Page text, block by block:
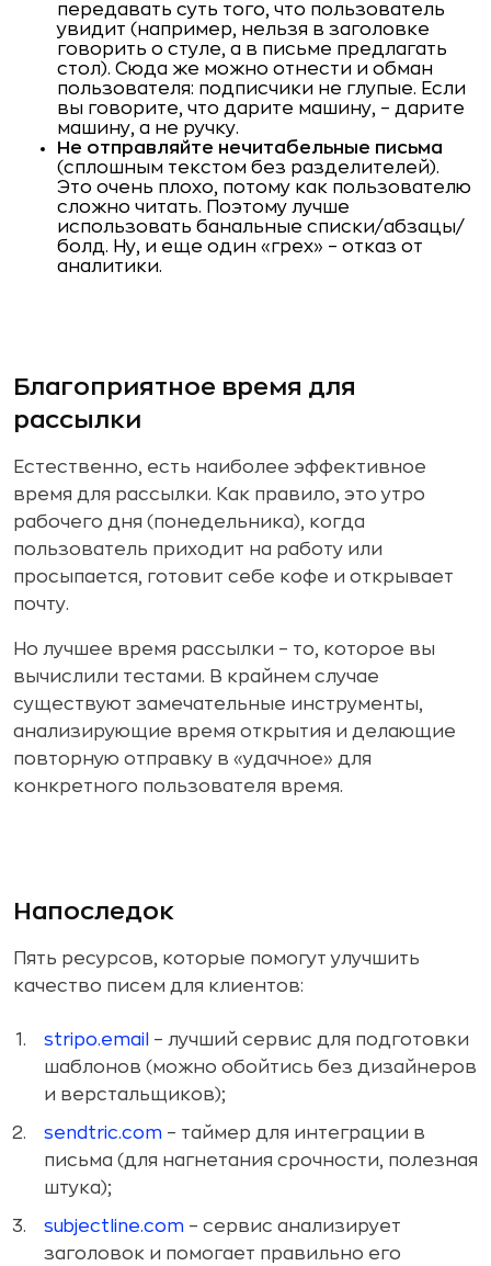
передавать суть того, что пользователь
увидит (например, нельзя в заголовке
говорить о стуле, а в письме предлагать
стол). Сюда же можно отнести и обман
пользователя: подписчики не глупые. Если
вы говорите, что дарите машину, – дарите
машину, а не ручку.
Не отправляйте нечитабельные письма
(сплошным текстом без разделителей).
Это очень плохо, потому как пользователю
сложно читать. Поэтому лучше
использовать банальные списки/абзацы/
болд. Ну, и еще один «грех» – отказ от
аналитики.
Благоприятное время для
рассылки
Естественно, есть наиболее эффективное
время для рассылки. Как правило, это утро
рабочего дня (понедельника), когда
пользователь приходит на работу или
просыпается, готовит себе кофе и открывает
почту.
Но лучшее время рассылки – то, которое вы
вычислили тестами. В крайнем случае
существуют замечательные инструменты,
анализирующие время открытия и делающие
повторную отправку в «удачное» для
конкретного пользователя время.
Напоследок
Пять ресурсов, которые помогут улучшить
качество писем для клиентов:
stripo.email
– лучший сервис для подготовки
шаблонов (можно обойтись без дизайнеров
и верстальщиков);
sendtric.com – таймер для интеграции в
письма (для нагнетания срочности, полезная
штука);
subjectline.com – сервис анализирует
заголовок и помогает правильно его